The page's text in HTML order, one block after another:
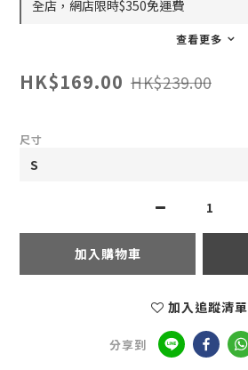
全店，網店限時$350免運費
查看更多
HK$169.00 HK$239.00
尺寸
加入購物車
加入追蹤清單
分享到